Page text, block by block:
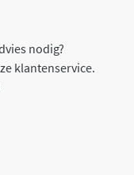
nodig?
klantenservice.